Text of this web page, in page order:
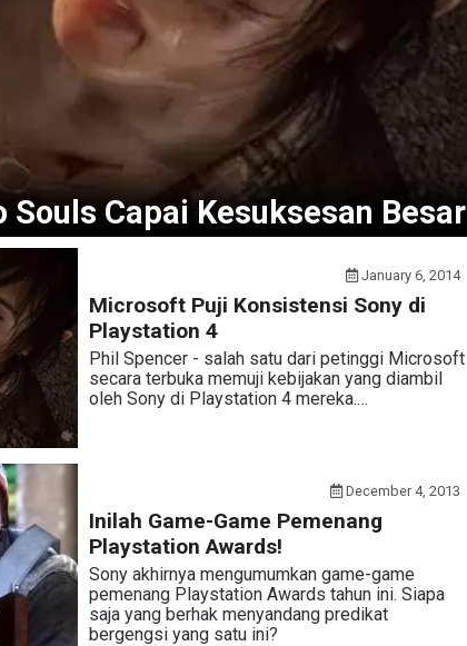
Souls Capai Kesuksesan Besar
January 6, 2014
Microsoft Puji Konsistensi Sony di
Playstation 4
Phil Spencer - salah satu dari petinggi Microsoft
secara terbuka memuji kebijakan yang diambil
oleh Sony di Playstation 4 mereka.…
December 4, 2013
Inilah Game-Game Pemenang
Playstation Awards!
Sony akhirnya mengumumkan game-game
pemenang Playstation Awards tahun ini. Siapa
saja yang berhak menyandang predikat
bergengsi yang satu ini?